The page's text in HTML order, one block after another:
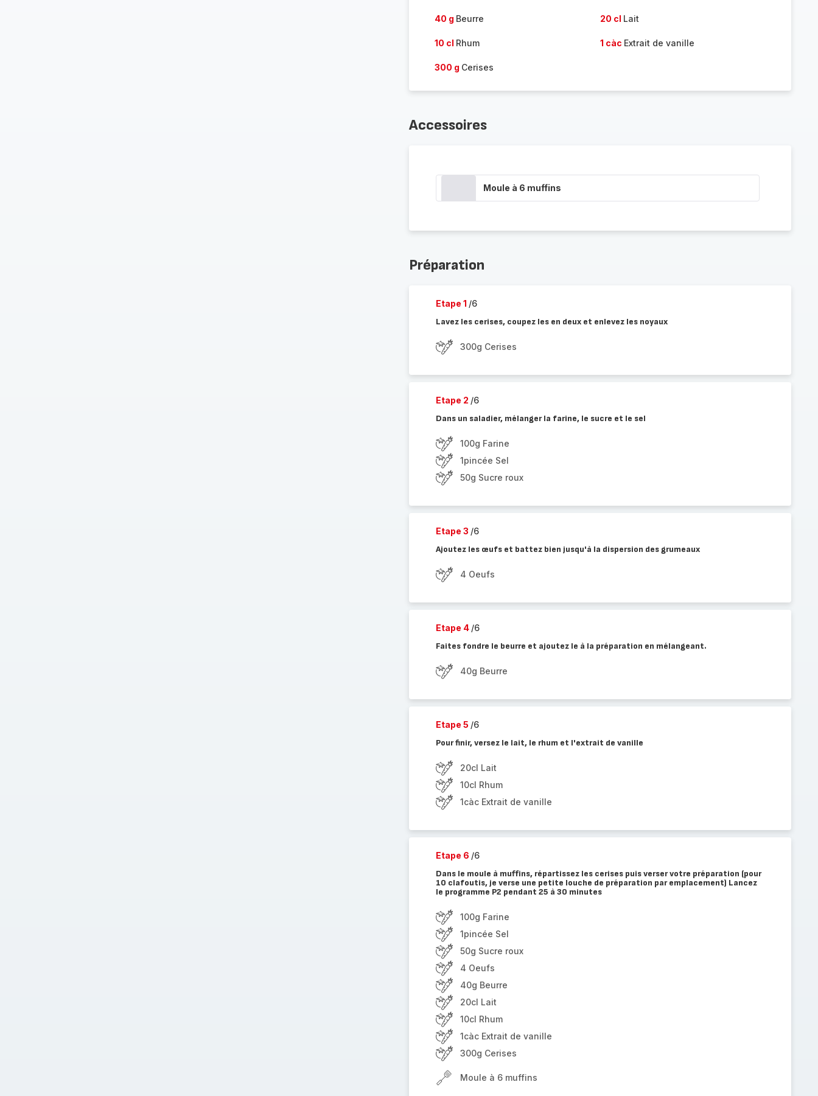
40 g Beurre 20 cl Lait
10 cl Rhum 1 càc Extrait de vanille
300 g Cerises
Accessoires
Moule à 6 muffins
Préparation
Etape 1 /6
Lavez les cerises, coupez les en deux et enlevez les noyaux
300g Cerises
Etape 2 /6
Dans un saladier, mélanger la farine, le sucre et le sel
100g Farine
1pincée Sel
50g Sucre roux
Etape 3 /6
Ajoutez les œufs et battez bien jusqu'à la dispersion des grumeaux
4 Oeufs
Etape 4 /6
Faites fondre le beurre et ajoutez le à la préparation en mélangeant.
40g Beurre
Etape 5 /6
Pour finir, versez le lait, le rhum et l'extrait de vanille
20cl Lait
10cl Rhum
1càc Extrait de vanille
Etape 6 /6
Dans le moule à muffins, répartissez les cerises puis verser votre préparation (pour
10 clafoutis, je verse une petite louche de préparation par emplacement) Lancez
le programme P2 pendant 25 à 30 minutes
100g Farine
1pincée Sel
50g Sucre roux
4 Oeufs
40g Beurre
20cl Lait
10cl Rhum
1càc Extrait de vanille
300g Cerises
Moule à 6 muffins